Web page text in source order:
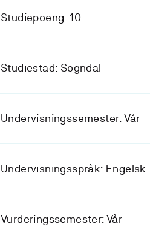
Studiepoeng: 10
Studiestad: Sogndal
Undervisningssemester: Vår
Undervisningsspråk: Engelsk
Vurderingssemester: Vår